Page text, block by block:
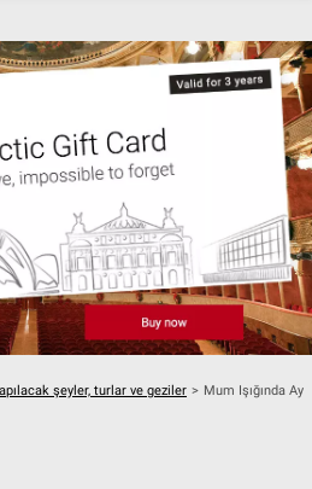
şeyler, turlar ve geziler > Mum Işığında Ay